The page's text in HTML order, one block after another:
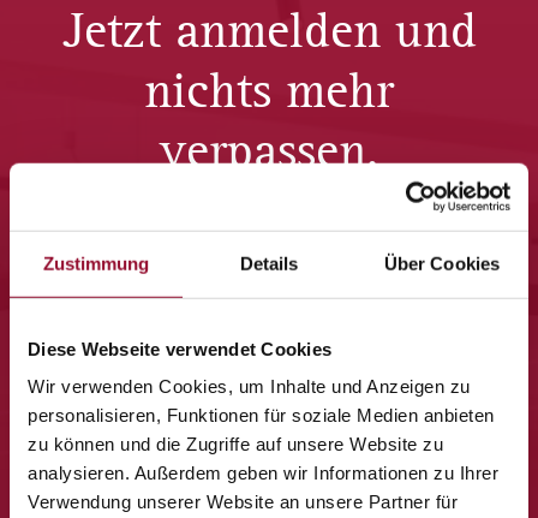
Zustimmung Details Über Cookies
Diese Webseite verwendet Cookies
Wir verwenden Cookies, um Inhalte und Anzeigen zu
personalisieren, Funktionen für soziale Medien anbieten
zu können und die Zugriffe auf unsere Website zu
analysieren. Außerdem geben wir Informationen zu Ihrer
Verwendung unserer Website an unsere Partner für
Jetzt anmelden und
nichts mehr
verpassen.
unseren neuesten Veranstaltungen, Produkt- Neuheiten und
besonderen Momenten aus unserem Haus.